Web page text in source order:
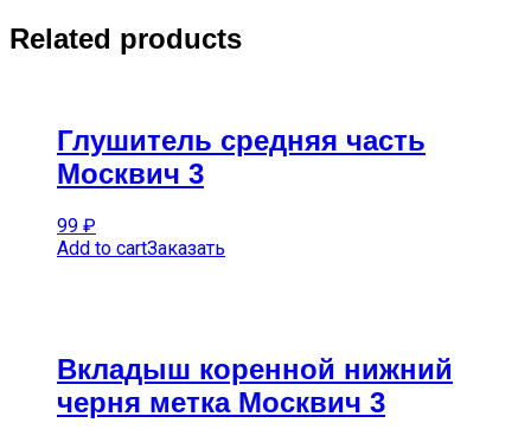
Related products
Глушитель средняя часть
Москвич 3
99 ₽
Add to cartЗаказать
Вкладыш коренной нижний
черня метка Москвич 3